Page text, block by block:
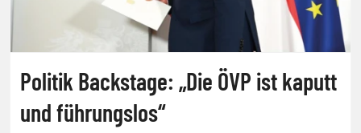
Politik Backstage: „Die ÖVP ist kaputt
und führungslos“